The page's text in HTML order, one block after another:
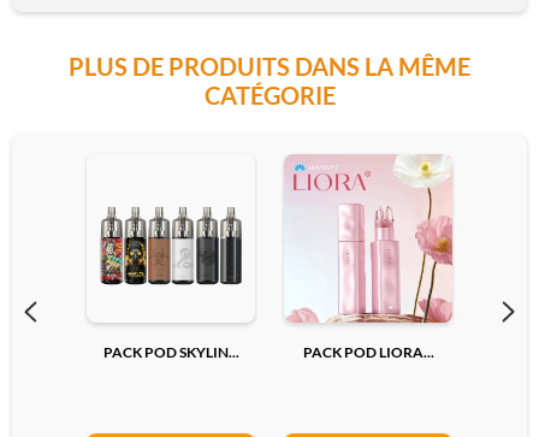
Gray
Poster
Panneau Rond [EN]
Panneau Rond [FR]
PLUS DE PRODUITS DANS LA MÊME
CATÉGORIE
PACK POD SKYLIN... PACK POD LIORA...